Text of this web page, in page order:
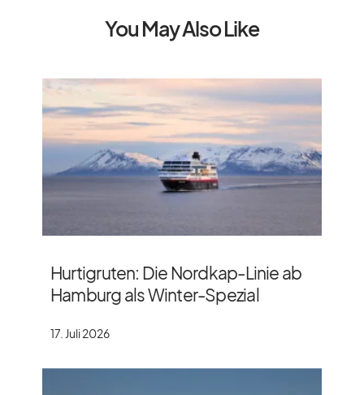
You May Also Like
Hurtigruten: Die Nordkap-Linie ab
Hamburg als Winter-Spezial
17. Juli 2026